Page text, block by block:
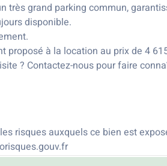
très grand parking commun,
disponible.
proposé à la location au prix de 4
? Contactez-nous pour faire
risques auxquels ce bien est